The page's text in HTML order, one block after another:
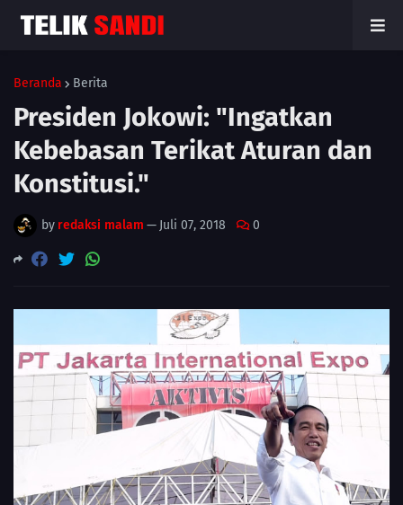
Beranda Berita
Presiden Jokowi: "Ingatkan
Kebebasan Terikat Aturan dan
Konstitusi."
by redaksi malam — Juli 07, 2018 0